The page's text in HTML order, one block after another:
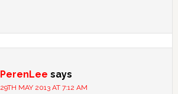
PerenLee says
29TH MAY 2013 AT 7:12 AM